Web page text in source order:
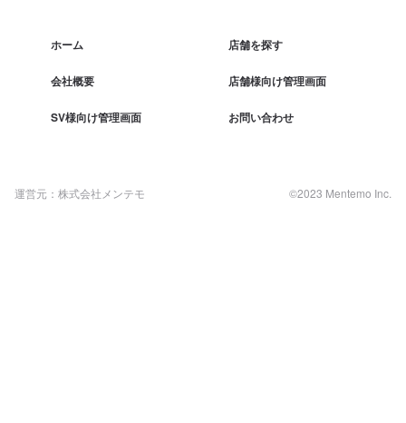
ホーム 店舗を探す
会社概要 店舗様向け管理画面
SV様向け管理画面 お問い合わせ
運営元：株式会社メンテモ ©2023 Mentemo Inc.